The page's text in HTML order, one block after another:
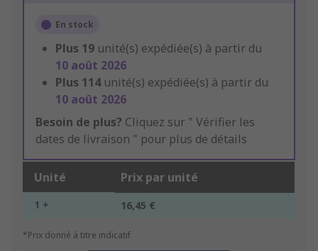
En stock
Plus 19 unité(s) expédiée(s) à partir du
10 août 2026
Plus 114 unité(s) expédiée(s) à partir du
10 août 2026
Besoin de plus? Cliquez sur " Vérifier les
dates de livraison " pour plus de détails
Unité Prix par unité
1 + 16,45 €
*Prix donné à titre indicatif